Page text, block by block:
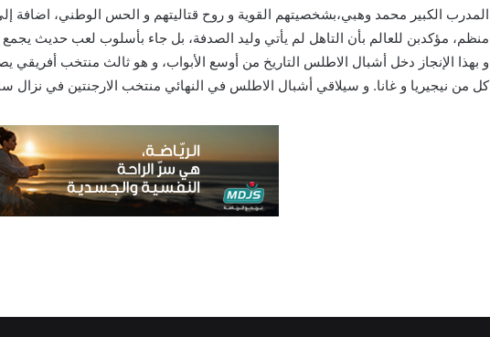
المدرب الكبير محمد وهبي،بشخصيتهم القوية و روح قتاليتهم و الحس الوطني،
منظم، مؤكدبن للعالم بأن التاهل لم يأتي وليد الصدفة، بل جاء بأسلوب لعب حديث يجمع
و بهذا الإنجاز دخل أشبال الاطلس التاريخ من أوسع الأبواب، و هو ثالث منتخب أفريقي
كل من نيجيريا و غانا. و سيلاقي أشبال الاطلس في النهائي منتخب الارجنتين في نزال